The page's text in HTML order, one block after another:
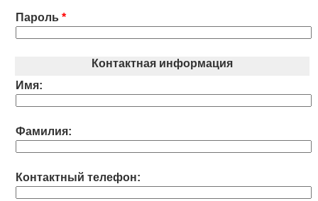
Пароль *
Контактная информация
Имя:
Фамилия:
Контактный телефон: